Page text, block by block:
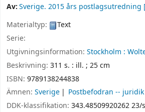
Av:Sverige. 2015 års postlagsutredning
Materialtyp:
Text
Serie:
Utgivningsinformation: Stockholm :
Beskrivning: 311 s. : ill. ; 25 cm
ISBN: 9789138244838
Ämnen: Sverige
Postbefodran --
DDK-klassifikation: 343.48509920262 23/